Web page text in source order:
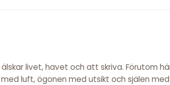
livet, havet och att skriva. Förutom
luft, ögonen med utsikt och själen